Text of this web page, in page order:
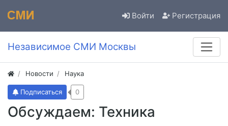
Войти Регистрация
Независимое СМИ Москвы
Новости Наука
Обсуждаем: Техника
Подписаться 0